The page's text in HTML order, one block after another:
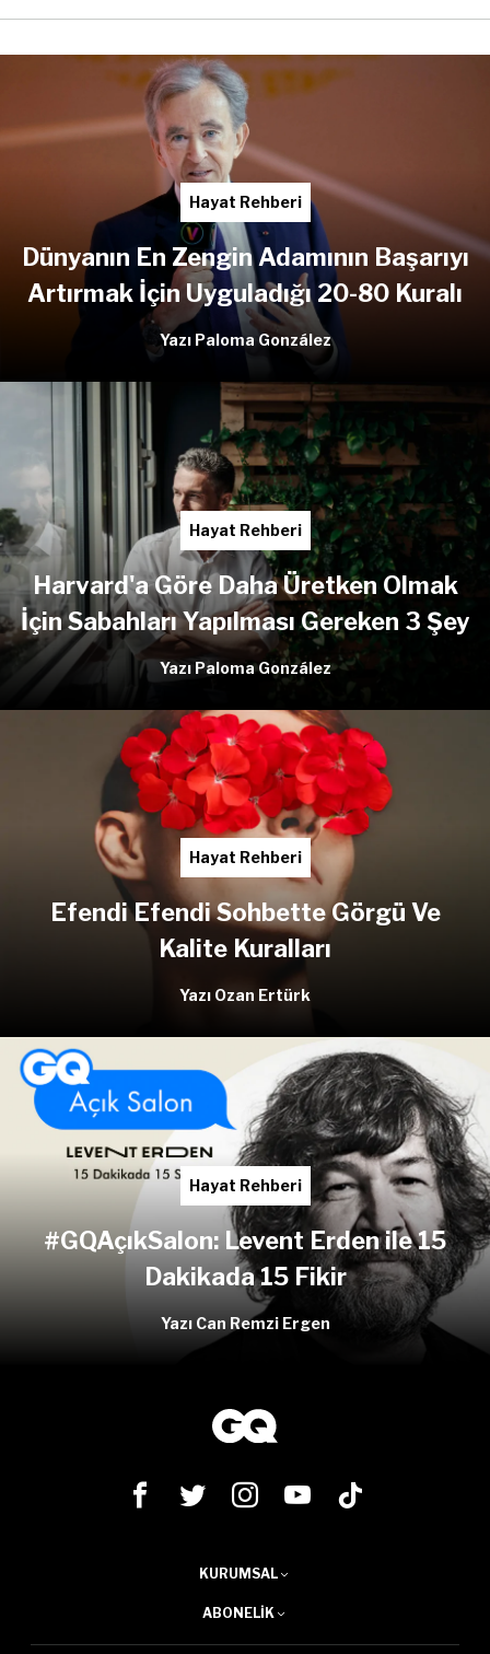
Hayat Rehberi
Dünyanın En Zengin Adamının Başarıyı
Artırmak İçin Uyguladığı 20-80 Kuralı
Yazı Paloma González
Hayat Rehberi
Harvard'a Göre Daha Üretken Olmak
İçin Sabahları Yapılması Gereken 3 Şey
Yazı Paloma González
Hayat Rehberi
Efendi Efendi Sohbette Görgü Ve
Kalite Kuralları
Yazı Ozan Ertürk
Hayat Rehberi
#GQAçıkSalon: Levent Erden ile 15
Dakikada 15 Fikir
Yazı Can Remzi Ergen
KURUMSAL
ABONELIK